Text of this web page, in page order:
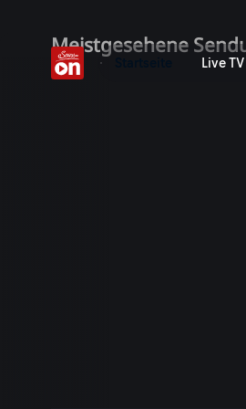
Live TV
ServusTV
Meistgesehene